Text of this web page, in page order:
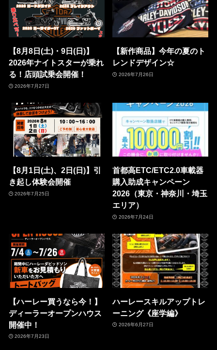
【8月8日(土)・9日(日)】
2026年ナイトスターが乗れ
る！店頭試乗会開催！
2026年7月27日
【新作商品】今年の夏のト
レンドデザイン☆
2026年7月26日
【8月1日(土)、2日(日)】引
き起し体験会開催
2026年7月25日
首都高ETC/ETC2.0車載器
購入助成キャンペーン
2026（東京・神奈川・埼玉
エリア）
2026年7月24日
【ハーレー買うなら今！】
ディーラーオープンハウス
開催中！
2026年7月23日
ハーレースキルアップトレ
ーニング《座学編》
2026年6月27日